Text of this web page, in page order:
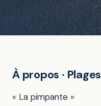
À propos · Plages
« La pimpante »